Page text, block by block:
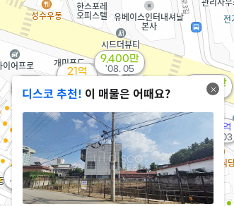
87억
'25. 10
22.5억
80m²
28억
'23. 07
21억
47억
'19. 04
85억
'19. 01
7.2억
'18. 03
5,478만
'17. 07
'17. 05
6억
94m²
9,400만
'08. 05
디스코 추천! 이 매물은 어때요?